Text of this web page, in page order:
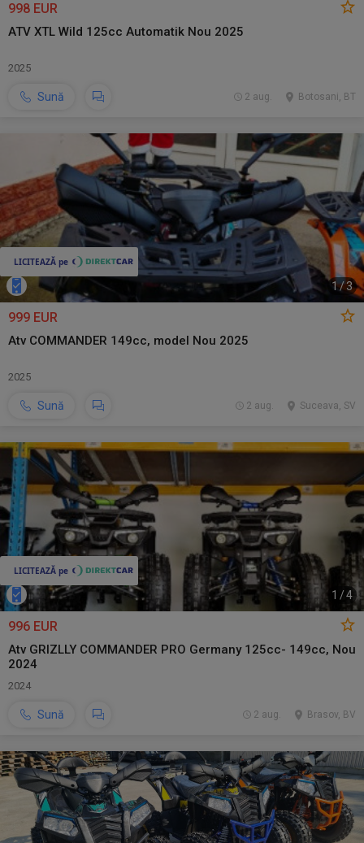
998 EUR
ATV XTL Wild 125cc Automatik Nou 2025
2025
Sună Botosani, BT
2 aug.
1/3
999 EUR
Atv COMMANDER 149cc, model Nou 2025
2025
Sună Suceava, SV
2 aug.
1 /4
996 EUR
Atv GRIZLLY COMMANDER PRO Germany 125cc- 149cc, Nou
2024
2024
Sună Brasov, BV
2 aug.